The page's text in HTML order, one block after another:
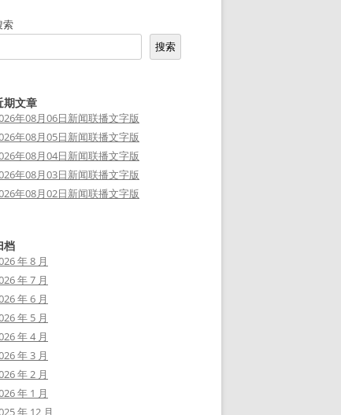
索
搜索
期文章
年08月06日新闻联播文字版
年08月05日新闻联播文字版
年08月04日新闻联播文字版
年08月03日新闻联播文字版
年08月02日新闻联播文字版
档
年 8 月
年 7 月
年 6 月
年 5 月
年 4 月
年 3 月
年 2 月
年 1 月
年 12 月